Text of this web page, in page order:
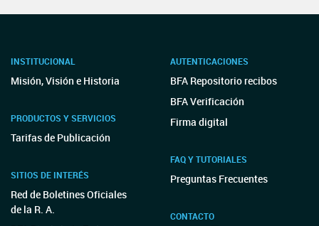
INSTITUCIONAL
Misión, Visión e Historia
PRODUCTOS Y SERVICIOS
Tarifas de Publicación
SITIOS DE INTERÉS
Red de Boletines Oficiales
de la R. A.
AUTENTICACIONES
BFA Repositorio recibos
BFA Verificación
Firma digital
FAQ Y TUTORIALES
Preguntas Frecuentes
CONTACTO